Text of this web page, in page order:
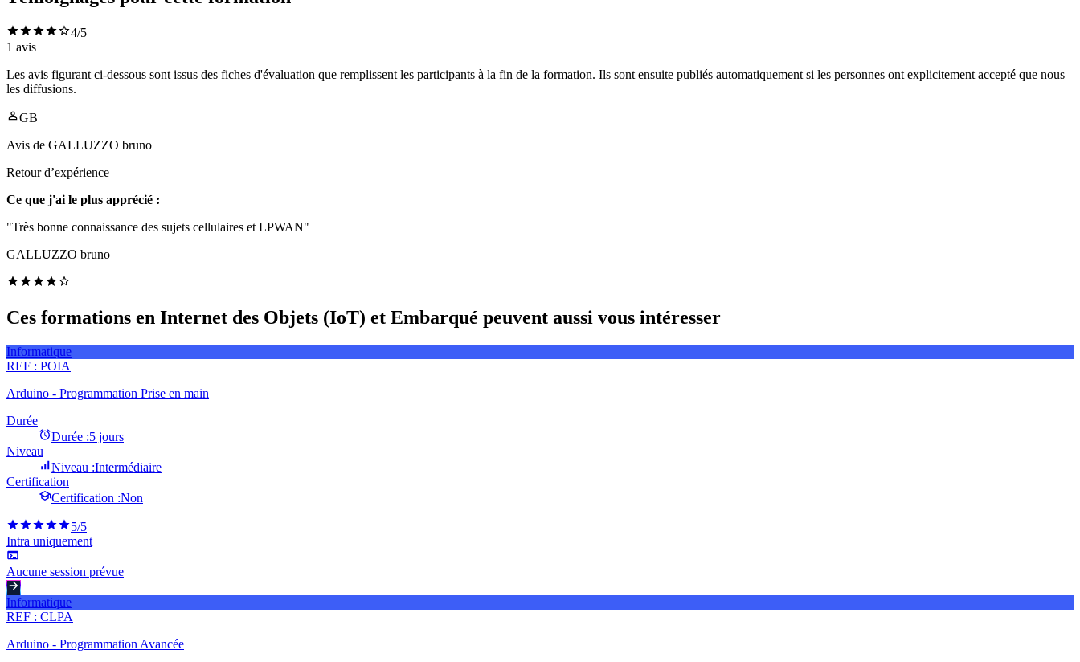
4/5
1 avis
Les avis figurant ci-dessous sont issus des fiches d'évaluation que remplissent les participants à la fin de la formation. Ils sont ensuite publiés automatiquement si les personnes ont explicitement accepté que nous
les diffusions.
GB
Avis de GALLUZZO bruno
Retour d’expérience
Ce que j'ai le plus apprécié :
"Très bonne connaissance des sujets cellulaires et LPWAN"
GALLUZZO bruno
Ces formations en Internet des Objets (IoT) et Embarqué peuvent aussi vous intéresser
Informatique
REF : POIA
Arduino - Programmation Prise en main
Durée
Durée :5 jours
Niveau
Niveau :Intermédiaire
Certification
Certification :Non
5/5
Intra uniquement
Aucune session prévue
Informatique
REF : CLPA
Arduino - Programmation Avancée